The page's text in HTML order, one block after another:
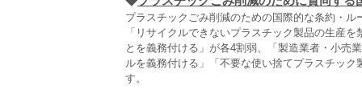
プラスチックごみ削減のための国際的な条約・
「リサイクルできないプラスチック製品の生産
とを義務付ける」が各4割弱、「製造業者・小売
ルを義務付ける」「不要な使い捨てプラスチッ
す。